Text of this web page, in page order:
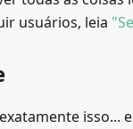
usuários, leia
isso...